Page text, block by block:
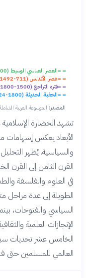
العصر العباسي الوسيط (900-1100)
عصر الأندلس (711-1492)
فترة التراجع (1500-1800)
تحول
الحقبة الحديثة (1800-2024)
المصدر:الموسوعة العربية الشاملة،
يعكس إسهامات متنوعة
يُظهر التحليل أن
الثامن إلى القرن
العلوم والفلسفة والطب
إلى عدة مراحل
والفتوحات، بينما
العلمية
عشر تحديات سياسية
للمسلمين حتى